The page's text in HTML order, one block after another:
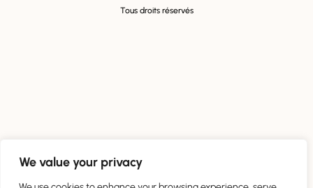
We value your privacy
Tous droits réservés